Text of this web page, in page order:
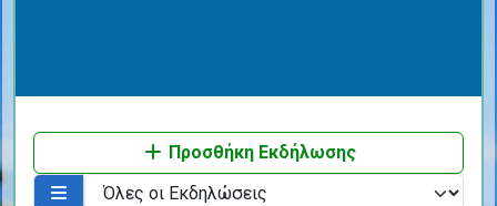
Προσθήκη Εκδήλωσης